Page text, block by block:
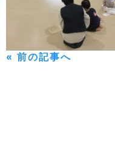
« 前の記事へ